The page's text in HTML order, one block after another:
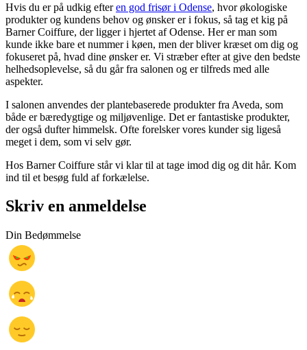
Hvis du er på udkig efteren god frisør i Odense, hvor økologiske
produkter og kundens behov og ønsker er i fokus, så tag et kig på
Barner Coiffure, der ligger i hjertet af Odense. Her er man som
kunde ikke bare et nummer i køen, men der bliver kræset om dig og
fokuseret på, hvad dine ønsker er. Vi stræber efter at give den bedste
helhedsoplevelse, så du går fra salonen og er tilfreds med alle
aspekter.
I salonen anvendes der plantebaserede produkter fra Aveda, som
både er bæredygtige og miljøvenlige. Det er fantastiske produkter,
der også dufter himmelsk. Ofte forelsker vores kunder sig ligeså
meget i dem, som vi selv gør.
Hos Barner Coiffure står vi klar til at tage imod dig og dit hår. Kom
ind til et besøg fuld af forkælelse.
Skriv en anmeldelse
Din Bedømmelse